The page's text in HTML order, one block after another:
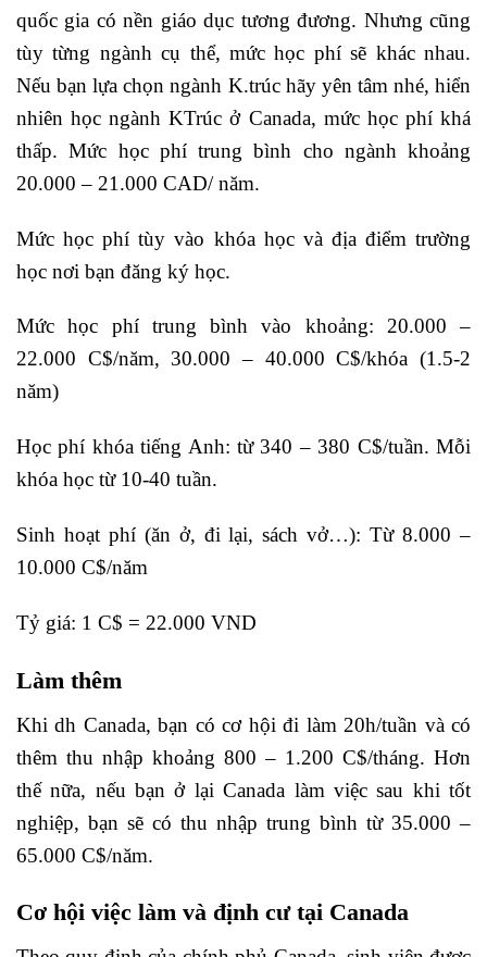
quốc gia có nền giáo dục tương đương. Nhưng cũng
tùy từng ngành cụ thể, mức học phí sẽ khác nhau.
Nếu bạn lựa chọn ngành K.trúc hãy yên tâm nhé, hiển
nhiên học ngành KTrúc ở Canada, mức học phí khá
thấp. Mức học phí trung bình cho ngành khoảng
20.000 – 21.000 CAD/ năm.
Mức học phí tùy vào khóa học và địa điểm trường
học nơi bạn đăng ký học.
Mức học phí trung bình vào khoảng: 20.000 –
22.000 C$/năm, 30.000 – 40.000 C$/khóa (1.5-2
năm)
Học phí khóa tiếng Anh: từ 340 – 380 C$/tuần. Mỗi
khóa học từ 10-40 tuần.
Sinh hoạt phí (ăn ở, đi lại, sách vở…): Từ 8.000 –
10.000 C$/năm
Tỷ giá: 1 C$ = 22.000 VND
Làm thêm
Khi dh Canada, bạn có cơ hội đi làm 20h/tuần và có
thêm thu nhập khoảng 800 – 1.200 C$/tháng. Hơn
thế nữa, nếu bạn ở lại Canada làm việc sau khi tốt
nghiệp, bạn sẽ có thu nhập trung bình từ 35.000 –
65.000 C$/năm.
Cơ hội việc làm và định cư tại Canada